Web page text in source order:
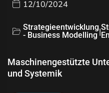
12/10/2024
Strategieentwicklung
- Business Modelling |
Maschinengestützte
und Systemik